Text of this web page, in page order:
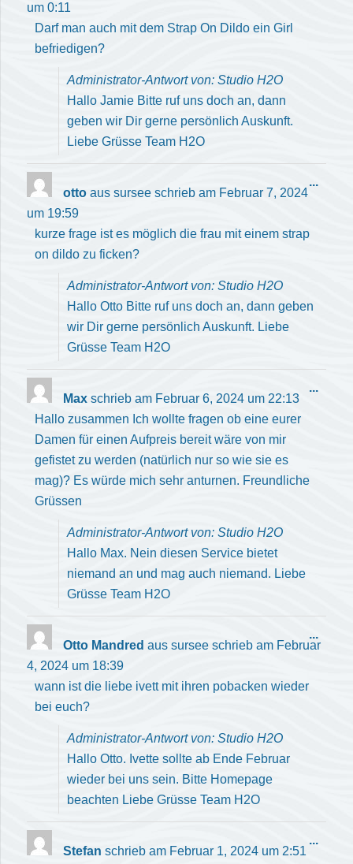
um 0:11
Darf man auch mit dem Strap On Dildo ein Girl
befriedigen?
Administrator-Antwort von: Studio H2O
Hallo Jamie Bitte ruf uns doch an, dann
geben wir Dir gerne persönlich Auskunft.
Liebe Grüsse Team H2O
otto aus sursee schrieb am Februar 7, 2024
um 19:59
kurze frage ist es möglich die frau mit einem strap
on dildo zu ficken?
Administrator-Antwort von: Studio H2O
Hallo Otto Bitte ruf uns doch an, dann geben
wir Dir gerne persönlich Auskunft. Liebe
Grüsse Team H2O
...
Max schrieb am Februar 6, 2024 um 22:13
Hallo zusammen Ich wollte fragen ob eine eurer
Damen für einen Aufpreis bereit wäre von mir
gefistet zu werden (natürlich nur so wie sie es
mag)? Es würde mich sehr anturnen. Freundliche
Grüssen
Administrator-Antwort von: Studio H2O
Hallo Max. Nein diesen Service bietet
niemand an und mag auch niemand. Liebe
Grüsse Team H2O
...
Otto Mandred aus sursee schrieb am Februar
4, 2024 um 18:39
wann ist die liebe ivett mit ihren pobacken wieder
bei euch?
Administrator-Antwort von: Studio H2O
Hallo Otto. Ivette sollte ab Ende Februar
wieder bei uns sein. Bitte Homepage
beachten Liebe Grüsse Team H2O
...
Stefan schrieb am Februar 1, 2024 um 2:51
...